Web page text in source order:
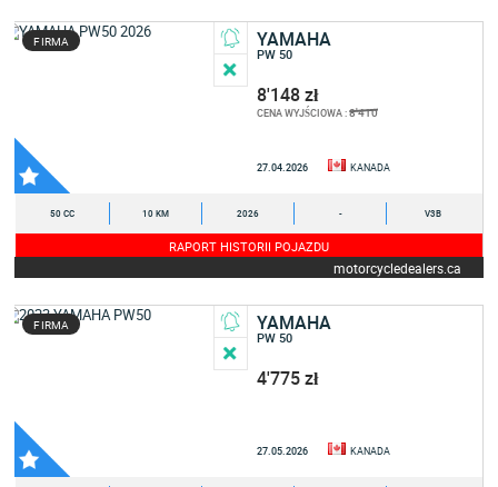
FIRMA YAMAHA
PW 50
8'148 zł
CENA WYJŚCIOWA :8'410
27.04.2026 KANADA
50 CC 10 KM 2026 - V3B
RAPORT HISTORII POJAZDU
motorcycledealers.ca
FIRMA YAMAHA
PW 50
4'775 zł
27.05.2026 KANADA